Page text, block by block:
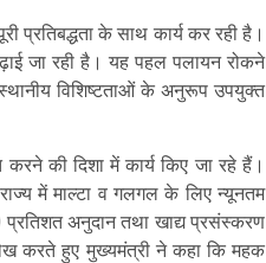
प्रतिबद्धता के साथ कार्य कर रही है।
जा रही है। यह पहल पलायन रोकने
विशिष्टताओं के अनुरूप उपयुक्त
की दिशा में कार्य किए जा रहे हैं।
में माल्टा व गलगल के लिए न्यूनतम
प्रतिशत अनुदान तथा खाद्य प्रसंस्करण
करते हुए मुख्यमंत्री ने कहा कि महक